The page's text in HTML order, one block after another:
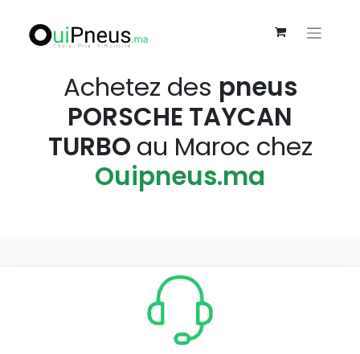
Achetez des pneus
PORSCHE TAYCAN
TURBO au Maroc chez
Ouipneus.ma